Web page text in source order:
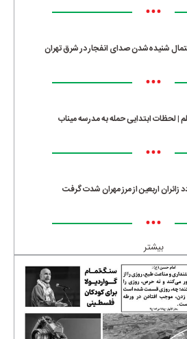
•••
شنیده‌شدن صدای انفجار در شرق تهران
•••
| لحظات ابتدایی حمله به مدرسه میناب
•••
زائران اربعین از مرز مهران شدت گرفت
•••
بیشتر